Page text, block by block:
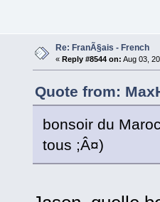
Re: FranÃ§ais - French
« Reply #8544 on: Aug 03,
Quote from:
bonsoir du
tous ;Â¤)